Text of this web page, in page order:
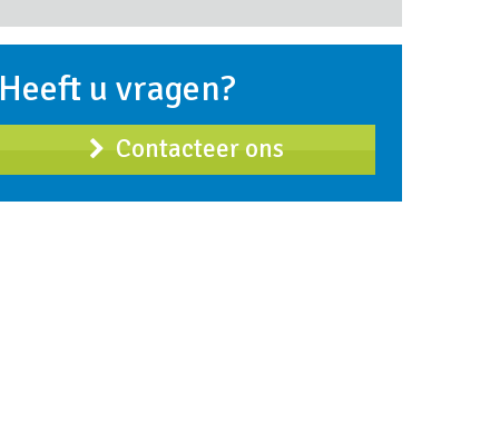
Heeft u vragen?
Contacteer ons